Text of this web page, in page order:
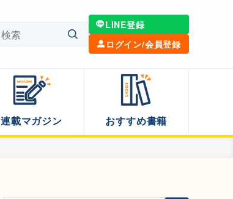
LINE登録
ログイン/会員登録
連載マガジン おすすめ書籍